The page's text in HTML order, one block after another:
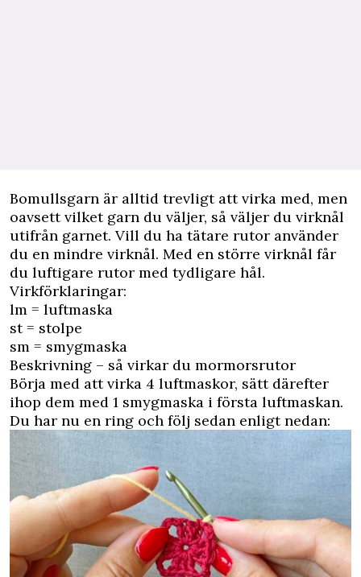
Bomullsgarn är alltid trevligt att virka med, men
oavsett vilket garn du väljer, så väljer du virknål
utifrån garnet. Vill du ha tätare rutor använder
du en mindre virknål. Med en större virknål får
du luftigare rutor med tydligare hål.
Virkförklaringar:
lm = luftmaska
st = stolpe
sm = smygmaska
Beskrivning – så virkar du mormorsrutor
Börja med att virka 4 luftmaskor, sätt därefter
ihop dem med 1 smygmaska i första luftmaskan.
Du har nu en ring och följ sedan enligt nedan: